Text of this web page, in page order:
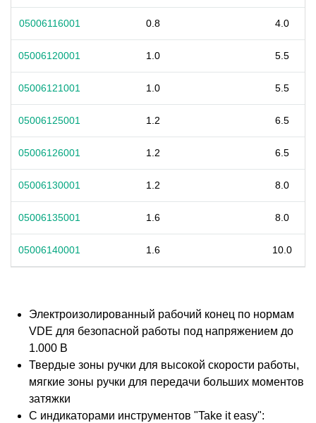
05006116001 0.8 4.0
05006120001 1.0 5.5
05006121001 1.0 5.5
05006125001 1.2 6.5
05006126001 1.2 6.5
05006130001 1.2 8.0
05006135001 1.6 8.0
05006140001 1.6 10.0
Электроизолированный рабочий конец по нормам
VDE для безопасной работы под напряжением до
1.000 В
Твердые зоны ручки для высокой скорости работы,
мягкие зоны ручки для передачи больших моментов
затяжки
С индикаторами инструментов "Take it easy":